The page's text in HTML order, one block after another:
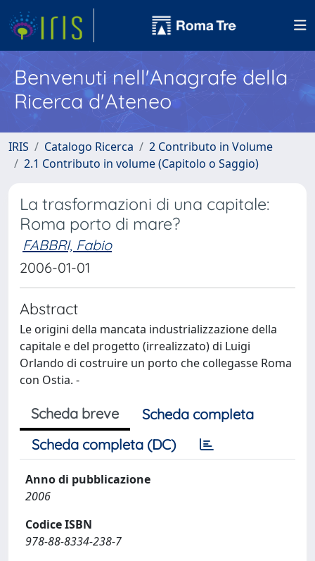
Benvenuti nell'Anagrafe della
Ricerca d'Ateneo
IRIS Catalogo Ricerca
2 Contributo in Volume
2.1 Contributo in volume (Capitolo o Saggio)
La trasformazioni di una capitale:
Roma porto di mare?
FABBRI, Fabio
2006-01-01
Abstract
Le origini della mancata industrializzazione della
capitale e del progetto (irrealizzato) di Luigi
Orlando di costruire un porto che collegasse Roma
con Ostia. -
Scheda breve
Scheda completa
Scheda completa (DC)
Anno di pubblicazione
2006
Codice ISBN
978-88-8334-238-7